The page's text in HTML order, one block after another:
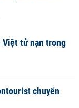
Việt tử nạn trong
chuyển